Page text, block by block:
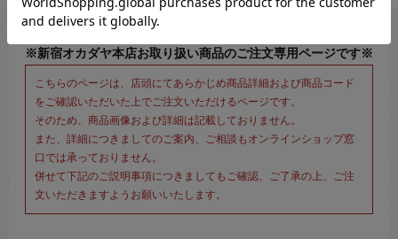
※新宿オカダヤ本店お取り扱い商品のご注文専用ページです※
こちらのページは、店頭にてあらかじめ商品詳細および商品コード
をご確認いただいた上でご注文いただけるページです。
そのため、商品画像および詳細は記載しておりません。
また、詳細につきましてのご案内、ご相談もオンラインショップ窓
口では承っておりません。
併せて下記のご説明事項につきましてもご確認、ご了承の上、ご注
文いただきますようお願いいたします。